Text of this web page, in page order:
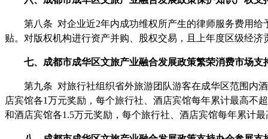
第八条 对企业近2年内成功维权所产生的律师服务费用
贴。对版权机构进行资产并购、股权交易，且上年度区级经
七、 成都市成华区文旅产业融合发展政策繁荣消费市场支
第九条 对旅行社组织省外旅游团队游客在成华区范围内
店宾馆各1万元奖励，每个旅行社、酒店宾馆每年累计最高不
和酒店宾馆各1.5万元奖励，每个旅行社、酒店宾馆每年累计